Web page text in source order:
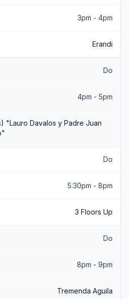
3pm - 4pm
Erandi
Do
4pm - 5pm
"Lauro Davalos y Padre Juan
Do
5:30pm - 8pm
3 Floors Up
Do
8pm - 9pm
Tremenda Aguila